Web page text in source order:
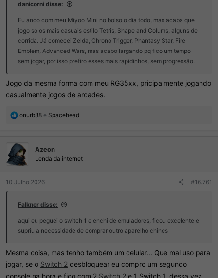
danicorni disse:
Eu ando com meu Miyoo Mini no bolso o dia todo, mas acaba que
jogo só os mais casuais estilo Tetris, Shape and Colums, alguns de
corrida. Já comecei Zelda, Chrono Trigger, Phantasy Star, Fire
Emblem, Advanced Wars, mas acabo largando pq fico um tempo
sem jogar, por isso prefiro esses mais rapidinhos, sem progressão.
Jogo da mesma forma com meu RG35xx, pricipalmente jogando
casualmente jogos de arcades.
R
õ
e
s
onurb88 e Spacehead
Azeon
Lenda da internet
10 Julho 2026 #16.761
Falkner disse:
aqui eu peguei o switch 1 e enchi de emuladores, ficou excelente e
supriu a necessidade de comprar outro aparelho chines
Mesma coisa, mas tenho também um celular... Que mal uso para
jogar, se o Switch 2 desbloquear eu compro um segundo
console na hora e fico com 2 Switch 2 e 1 Switch 1, dessa vez